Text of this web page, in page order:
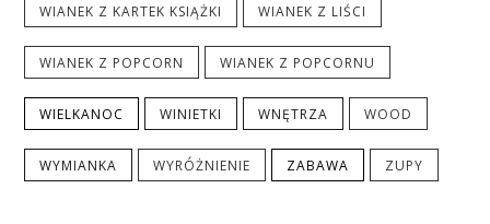
WIANEK Z KARTEK KSIĄŻKI WIANEK Z LIŚCI
WIANEK Z POPCORN WIANEK Z POPCORNU
WIELKANOC WINIETKI WNĘTRZA WOOD
WYMIANKA WYRÓŻNIENIE ZABAWA ZUPY